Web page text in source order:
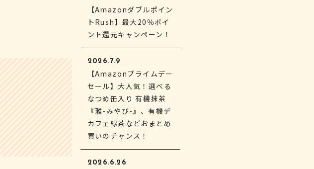
【Amazonダブルポイン
トRush】最大20％ポイ
ント還元キャンペーン！
2026.7.9
【Amazonプライムデー
セール】大人気！選べる
なつめ缶入り 有機抹茶
『雅-みやび-』、有機デ
カフェ緑茶などおまとめ
買いのチャンス！
2026.6.26